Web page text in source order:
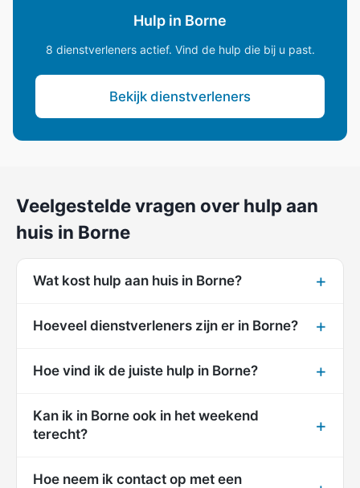
Hulp in Borne
8 dienstverleners actief. Vind de hulp die bij u past.
Bekijk dienstverleners
Veelgestelde vragen over hulp aan
huis in Borne
Wat kost hulp aan huis in Borne?
Hoeveel dienstverleners zijn er in Borne?
Hoe vind ik de juiste hulp in Borne?
Kan ik in Borne ook in het weekend
terecht?
Hoe neem ik contact op met een